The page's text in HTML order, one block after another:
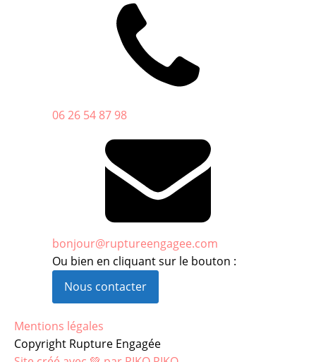
06 26 54 87 98
bonjour@ruptureengagee.com
Ou bien en cliquant sur le bouton :
Nous contacter
Mentions légales
Copyright Rupture Engagée